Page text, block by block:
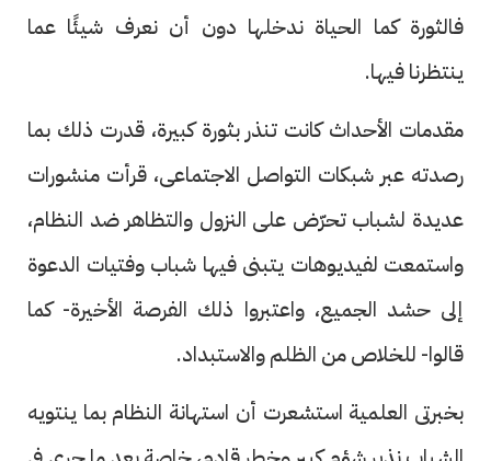
فالثورة كما الحياة ندخلها دون أن نعرف شيئًا عما
ينتظرنا فيها.
مقدمات الأحداث كانت تنذر بثورة كبيرة، قدرت ذلك بما
رصدته عبر شبكات التواصل الاجتماعى، قرأت منشورات
عديدة لشباب تحرّض على النزول والتظاهر ضد النظام،
واستمعت لفيديوهات يتبنى فيها شباب وفتيات الدعوة
إلى حشد الجميع، واعتبروا ذلك الفرصة الأخيرة- كما
قالوا- للخلاص من الظلم والاستبداد.
بخبرتى العلمية استشعرت أن استهانة النظام بما ينتويه